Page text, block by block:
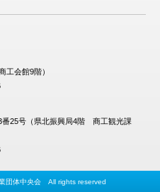
会館9階）
25号（県北振興局4階 商工観光課
団体中央会 All rights reserved